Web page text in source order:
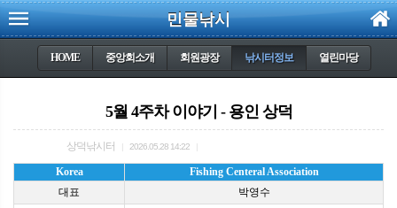
민물낚시
HOME 중앙회소개 회원광장 낚시터정보 열린마당
5월 4주차 이야기 - 용인 상덕
상덕낚시터 2026.05.28 14:22
Korea
Fishing Centeral Association
대표
박영수